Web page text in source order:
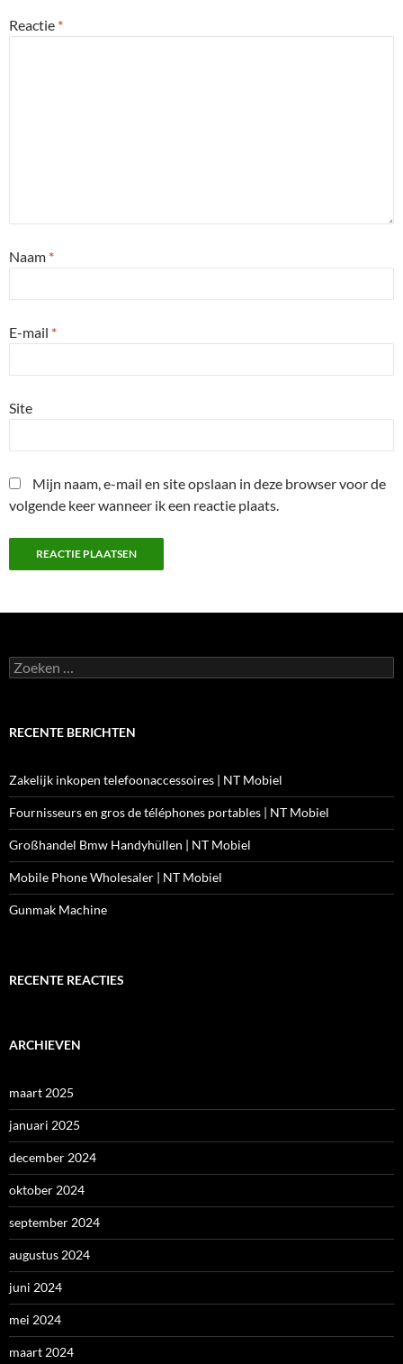
Reactie *
Naam *
E-mail *
Site
Mijn naam, e-mail en site opslaan in deze browser voor de
volgende keer wanneer ik een reactie plaats.
Zoeken
naar:
RECENTE BERICHTEN
Zakelijk inkopen telefoonaccessoires | NT Mobiel
Fournisseurs en gros de téléphones portables | NT Mobiel
Großhandel Bmw Handyhüllen | NT Mobiel
Mobile Phone Wholesaler | NT Mobiel
Gunmak Machine
RECENTE REACTIES
ARCHIEVEN
maart 2025
januari 2025
december 2024
oktober 2024
september 2024
augustus 2024
juni 2024
mei 2024
maart 2024